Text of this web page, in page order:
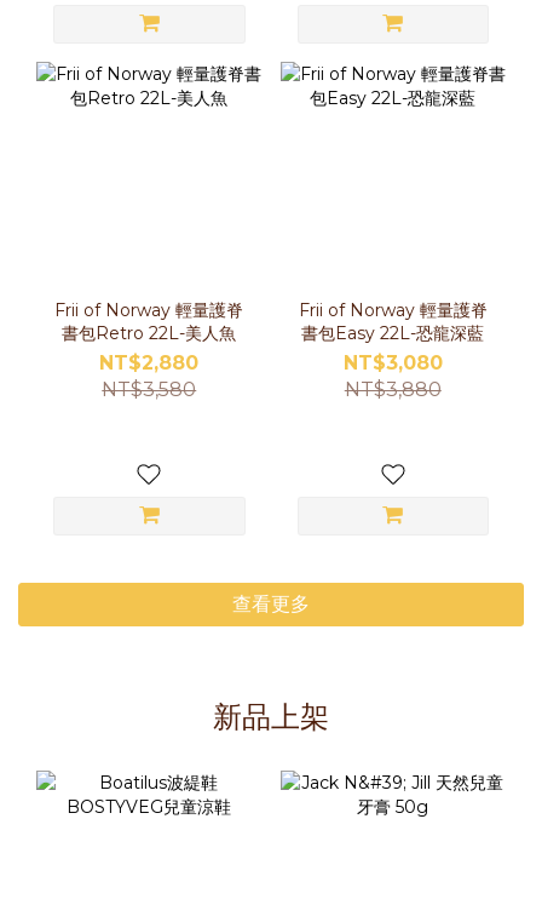
Frii of Norway 輕量護脊
書包Retro 22L-美人魚
NT$2,880
NT$3,580
Frii of Norway 輕量護脊
書包Easy 22L-恐龍深藍
NT$3,080
NT$3,880
查看更多
新品上架